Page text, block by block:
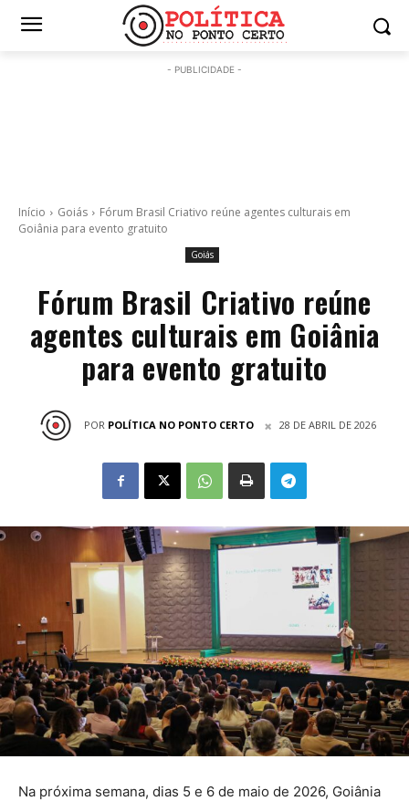
- PUBLICIDADE -
Início Goiás
Fórum Brasil Criativo reúne agentes culturais em
Goiânia para evento gratuito
Goiás
Fórum Brasil Criativo reúne
agentes culturais em Goiânia
para evento gratuito
POR POLÍTICA NO PONTO CERTO 28 DE ABRIL DE 2026
Na próxima semana, dias 5 e 6 de maio de 2026, Goiânia